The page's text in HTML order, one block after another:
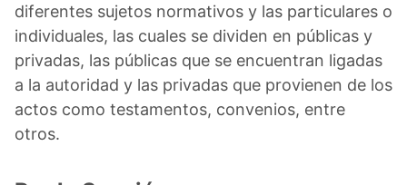
diferentes sujetos normativos y las particulares o
individuales, las cuales se dividen en públicas y
privadas, las públicas que se encuentran ligadas
a la autoridad y las privadas que provienen de los
actos como testamentos, convenios, entre
otros.